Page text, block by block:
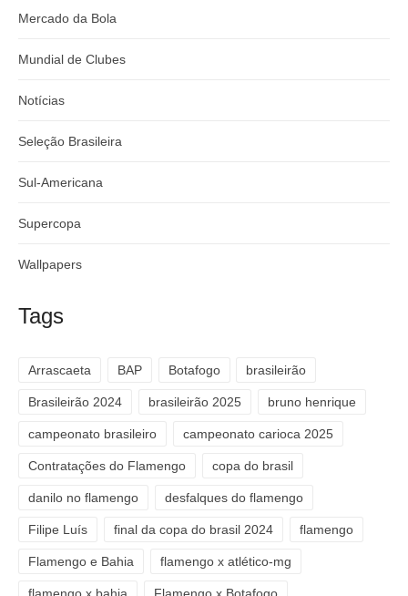
Mercado da Bola
Mundial de Clubes
Notícias
Seleção Brasileira
Sul-Americana
Supercopa
Wallpapers
Tags
Arrascaeta BAP Botafogo brasileirão
Brasileirão 2024 brasileirão 2025 bruno henrique
campeonato brasileiro campeonato carioca 2025
Contratações do Flamengo copa do brasil
danilo no flamengo desfalques do flamengo
Filipe Luís final da copa do brasil 2024 flamengo
Flamengo e Bahia flamengo x atlético-mg